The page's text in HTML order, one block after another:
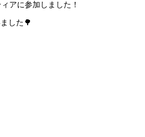
アに参加しました！
した🌳